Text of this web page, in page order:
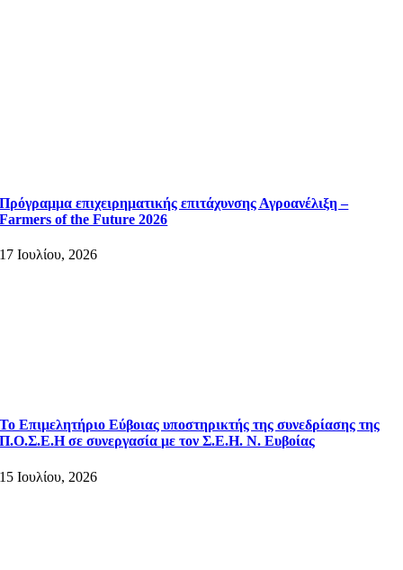
Πρόγραμμα επιχειρηματικής επιτάχυνσης Αγροανέλιξη –
Farmers of the Future 2026
17 Ιουλίου, 2026
Το Επιμελητήριο Εύβοιας υποστηρικτής της συνεδρίασης της
Π.Ο.Σ.Ε.Η σε συνεργασία με τον Σ.Ε.Η. Ν. Ευβοίας
15 Ιουλίου, 2026